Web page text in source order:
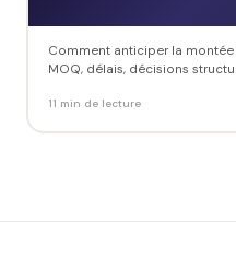
Comment anticiper la
MOQ, délais, décisions
11 min de lecture